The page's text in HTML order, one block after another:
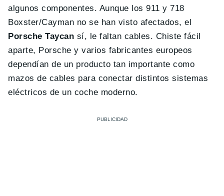
algunos componentes. Aunque los 911 y 718
Boxster/Cayman no se han visto afectados, el
Porsche Taycan sí, le faltan cables. Chiste fácil
aparte, Porsche y varios fabricantes europeos
dependían de un producto tan importante como
mazos de cables para conectar distintos sistemas
eléctricos de un coche moderno.